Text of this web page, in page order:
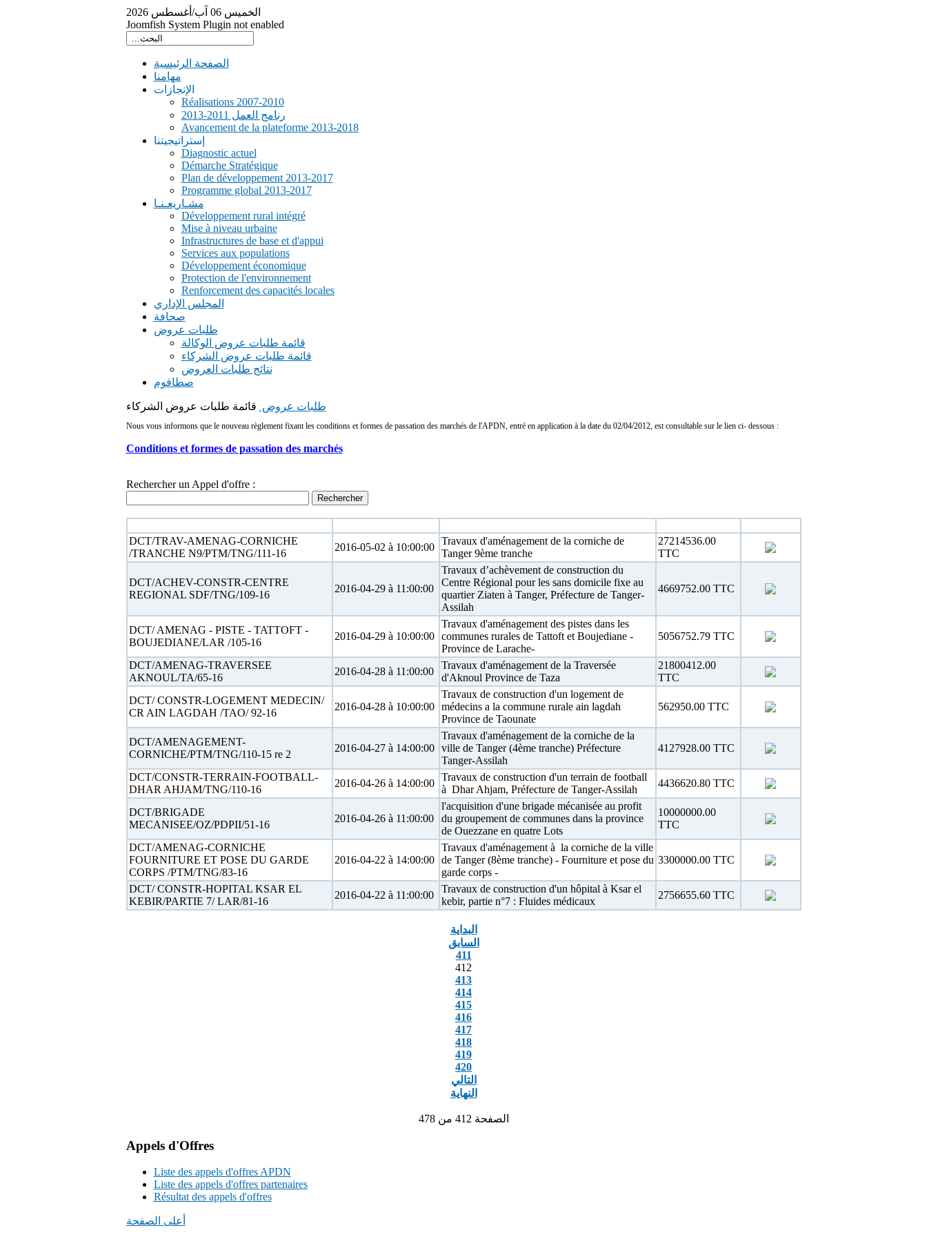
الخميس 06 آب/أغسطس 2026
Joomfish System Plugin not enabled
الصفحة الرئيسية
مهامنا
الإنجازات
Réalisations 2007-2010
رنامج العمل 2011-2013
Avancement de la plateforme 2013-2018
إستراتيجيتنا
Diagnostic actuel
Démarche Stratégique
Plan de développement 2013-2017
Programme global 2013-2017
مشـاريعـنـا
Développement rural intégré
Mise à niveau urbaine
Infrastructures de base et d'appui
Services aux populations
Développement économique
Protection de l'environnement
Renforcement des capacités locales
المجلس الإداري
صحافة
طلبات عروض
قائمة طلبات عروض الوكالة
قائمة طلبات عروض الشركاء
نتائج طلبات العروض
صطافوم
طلبات عروض قائمة طلبات عروض الشركاء
Nous vous informons que le nouveau règlement fixant les conditions et formes de passation des marchés de l'APDN, entré en application à la date du 02/04/2012, est consultable sur le lien ci- dessous :
Conditions et formes de passation des marchés
Rechercher un Appel d'offre :
DCT/TRAV-AMENAG-CORNICHE
/TRANCHE N9/PTM/TNG/111-16
2016-05-02 à 10:00:00
Travaux d'aménagement de la corniche de
Tanger 9ème tranche
27214536.00
TTC
DCT/ACHEV-CONSTR-CENTRE
REGIONAL SDF/TNG/109-16
2016-04-29 à 11:00:00
Travaux d’achèvement de construction du
Centre Régional pour les sans domicile fixe au
quartier Ziaten à Tanger, Préfecture de Tanger-
Assilah
4669752.00 TTC
DCT/ AMENAG - PISTE - TATTOFT -
BOUJEDIANE/LAR /105-16
2016-04-29 à 10:00:00
Travaux d'aménagement des pistes dans les
communes rurales de Tattoft et Boujediane -
Province de Larache-
5056752.79 TTC
DCT/AMENAG-TRAVERSEE
AKNOUL/TA/65-16
2016-04-28 à 11:00:00
Travaux d'aménagement de la Traversée
d'Aknoul Province de Taza
21800412.00
TTC
DCT/ CONSTR-LOGEMENT MEDECIN/
CR AIN LAGDAH /TAO/ 92-16
2016-04-28 à 10:00:00
Travaux de construction d'un logement de
médecins a la commune rurale ain lagdah
Province de Taounate
562950.00 TTC
DCT/AMENAGEMENT-
CORNICHE/PTM/TNG/110-15 re 2
2016-04-27 à 14:00:00
Travaux d'aménagement de la corniche de la
ville de Tanger (4ème tranche) Préfecture
Tanger-Assilah
4127928.00 TTC
DCT/CONSTR-TERRAIN-FOOTBALL-
DHAR AHJAM/TNG/110-16
2016-04-26 à 14:00:00
Travaux de construction d'un terrain de football
à Dhar Ahjam, Préfecture de Tanger-Assilah
4436620.80 TTC
DCT/BRIGADE
MECANISEE/OZ/PDPII/51-16
2016-04-26 à 11:00:00
l'acquisition d'une brigade mécanisée au profit
du groupement de communes dans la province
de Ouezzane en quatre Lots
10000000.00
TTC
DCT/AMENAG-CORNICHE
FOURNITURE ET POSE DU GARDE
CORPS /PTM/TNG/83-16
2016-04-22 à 14:00:00
Travaux d'aménagement à la corniche de la ville
de Tanger (8ème tranche) - Fourniture et pose du
garde corps -
3300000.00 TTC
DCT/ CONSTR-HOPITAL KSAR EL
KEBIR/PARTIE 7/ LAR/81-16
2016-04-22 à 11:00:00
Travaux de construction d'un hôpital à Ksar el
kebir, partie n°7 : Fluides médicaux
2756655.60 TTC
البداية
السابق
411
412
413
414
415
416
417
418
419
420
التالي
النهاية
الصفحة 412 من 478
Appels d'Offres
Liste des appels d'offres APDN
Liste des appels d'offres partenaires
Résultat des appels d'offres
أعلى الصفحة